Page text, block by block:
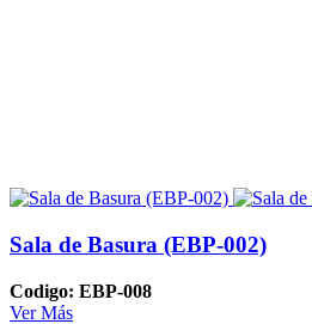
Sala de Basura (EBP-002)
Codigo: EBP-008
Ver Más